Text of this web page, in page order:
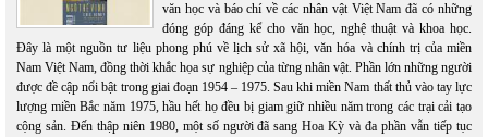
văn học và báo chí về các nhân vật Việt Nam đã có những
đóng góp đáng kể cho văn học, nghệ thuật và khoa học.
Đây là một nguồn tư liệu phong phú về lịch sử xã hội, văn hóa và chính trị của miền
Nam Việt Nam, đồng thời khắc họa sự nghiệp của từng nhân vật. Phần lớn những người
được đề cập nổi bật trong giai đoạn 1954 – 1975. Sau khi miền Nam thất thủ vào tay lực
lượng miền Bắc năm 1975, hầu hết họ đều bị giam giữ nhiều năm trong các trại cải tạo
cộng sản. Đến thập niên 1980, một số người đã sang Hoa Kỳ và đa phần vẫn tiếp tục